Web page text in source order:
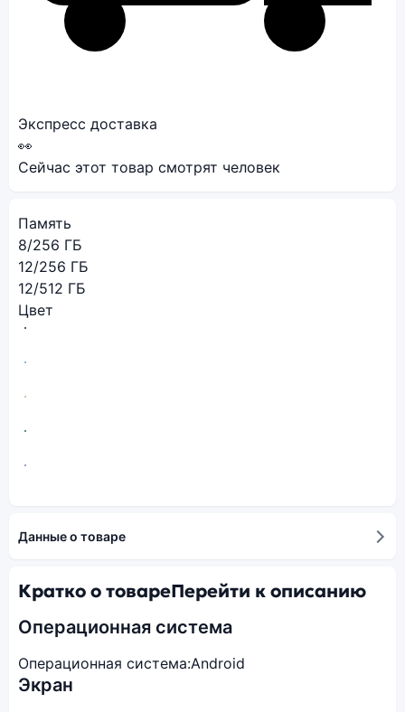
Экспресс доставка
👀
Сейчас этот товар смотрят человек
Память
8/256 ГБ
12/256 ГБ
12/512 ГБ
Цвет
Данные о товаре
Кратко о товареПерейти к описанию
Операционная система
Операционная система:Android
Экран